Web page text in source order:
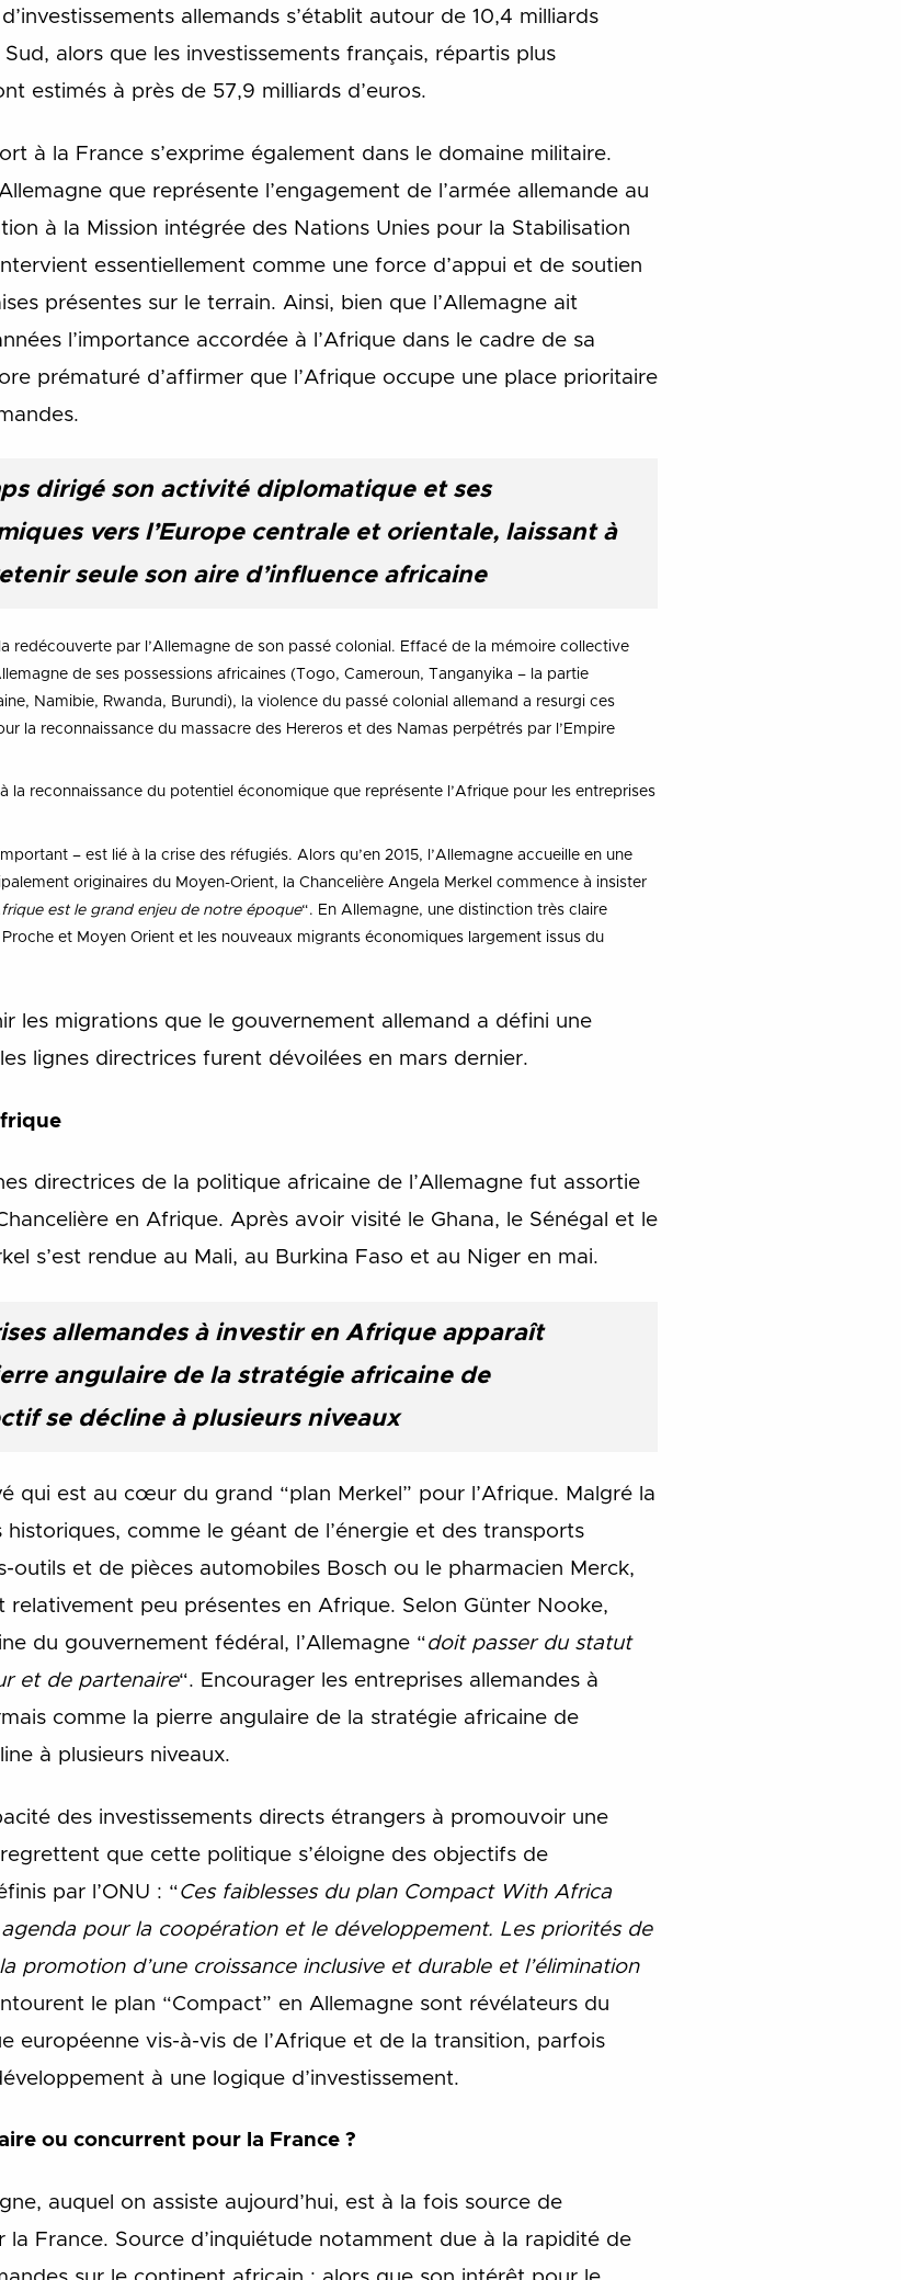
allemands s’établit autour de 10,4 milliards
alors que les investissements français, répartis plus
estimés à près de 57,9 milliards d’euros.
à la France s’exprime également dans le domaine militaire.
que représente l’engagement de l’armée allemande au
à la Mission intégrée des Nations Unies pour la Stabilisation
essentiellement comme une force d’appui et de soutien
présentes sur le terrain. Ainsi, bien que l’Allemagne ait
l’importance accordée à l’Afrique dans le cadre de sa
prématuré d’affirmer que l’Afrique occupe une place prioritaire
dirigé son activité diplomatique et ses
vers l’Europe centrale et orientale, laissant à
seule son aire d’influence africaine
redécouverte par l’Allemagne de son passé colonial. Effacé de la mémoire collective
de ses possessions africaines (Togo, Cameroun, Tanganyika – la partie
Namibie, Rwanda, Burundi), la violence du passé colonial allemand a resurgi ces
la reconnaissance du massacre des Hereros et des Namas perpétrés par l’Empire
la reconnaissance du potentiel économique que représente l’Afrique pour les entreprises
– est lié à la crise des réfugiés. Alors qu’en 2015, l’Allemagne accueille en une
originaires du Moyen-Orient, la Chancelière Angela Merkel commence à insister
est le grand enjeu de notre époque“. En Allemagne, une distinction très claire
et Moyen Orient et les nouveaux migrants économiques largement issus du
les migrations que le gouvernement allemand a défini une
lignes directrices furent dévoilées en mars dernier.
directrices de la politique africaine de l’Allemagne fut assortie
en Afrique. Après avoir visité le Ghana, le Sénégal et le
s’est rendue au Mali, au Burkina Faso et au Niger en mai.
allemandes à investir en Afrique apparaît
angulaire de la stratégie africaine de
se décline à plusieurs niveaux
qui est au cœur du grand “plan Merkel” pour l’Afrique. Malgré la
comme le géant de l’énergie et des transports
outils et de pièces automobiles Bosch ou le pharmacien Merck,
relativement peu présentes en Afrique. Selon Günter Nooke,
du gouvernement fédéral, l’Allemagne “doit passer du statut
et de partenaire“. Encourager les entreprises allemandes à
comme la pierre angulaire de la stratégie africaine de
à plusieurs niveaux.
des investissements directs étrangers à promouvoir une
que cette politique s’éloigne des objectifs de
par l’ONU : “Ces faiblesses du plan Compact With Africa
agenda pour la coopération et le développement. Les priorités de
promotion d’une croissance inclusive et durable et l’élimination
le plan “Compact” en Allemagne sont révélateurs du
européenne vis-à-vis de l’Afrique et de la transition, parfois
à une logique d’investissement.
ou concurrent pour la France ?
auquel on assiste aujourd’hui, est à la fois source de
la France. Source d’inquiétude notamment due à la rapidité de